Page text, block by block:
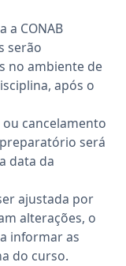
a CONAB
serão
no ambiente de
após o
cancelamento
será
data da
ajustada por
alterações, o
informar as
do curso.